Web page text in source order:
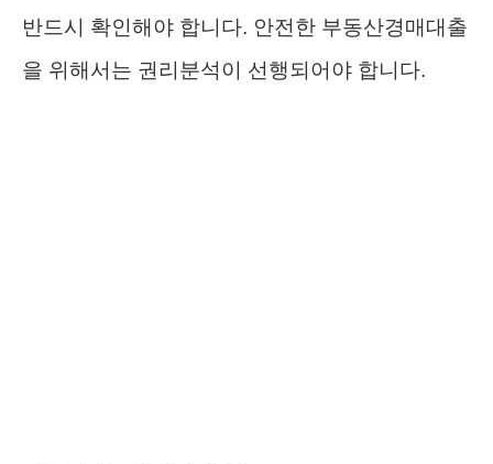
반드시 확인해야 합니다. 안전한 부동산경매대출
을 위해서는 권리분석이 선행되어야 합니다.